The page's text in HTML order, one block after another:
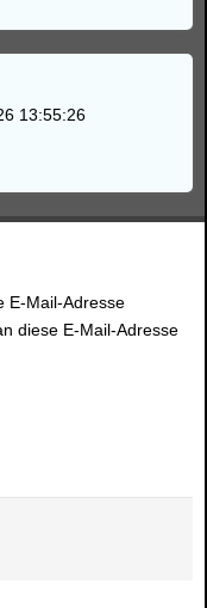
13:55:26
E-Mail-Adresse
diese E-Mail-Adresse